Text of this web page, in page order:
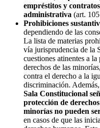
empréstitos y
administrativa (art.
Prohibiciones
dependiendo de las
La lista de materias
vía jurisprudencia de la
cuestiones atinentes a
derechos de las
contra el derecho a la
discriminación.
Sala Constitucional
protección de
minorías no pueden
en casos de que las